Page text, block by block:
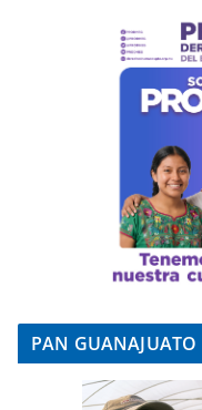
PAN GUANAJUATO